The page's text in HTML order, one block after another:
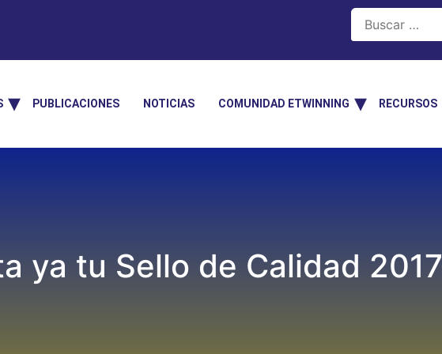
PUBLICACIONES NOTICIAS COMUNIDAD ETWINNING RECURSOS
ya tu Sello de Calidad 2017